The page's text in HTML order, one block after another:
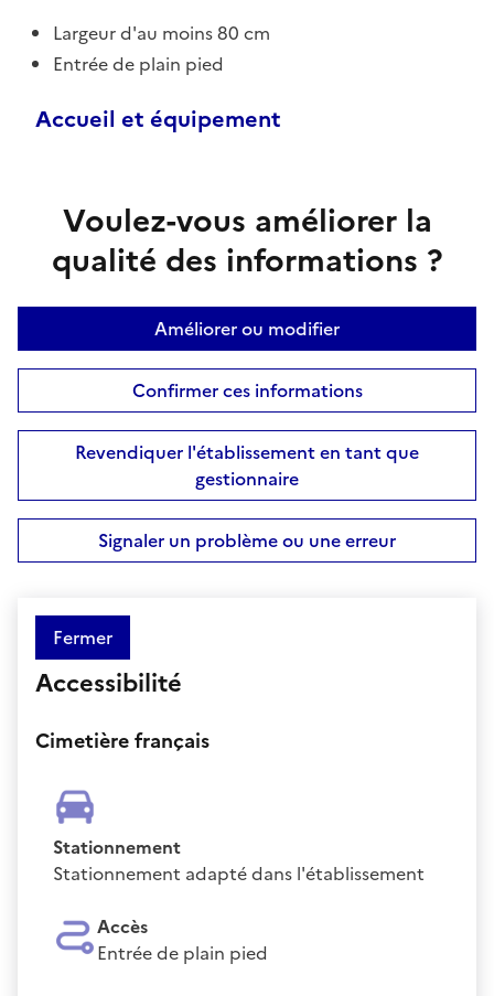
Largeur d'au moins 80 cm
Entrée de plain pied
Accueil et équipement
Voulez-vous améliorer la
qualité des informations ?
Améliorer ou modifier
Confirmer ces informations
Revendiquer l'établissement en tant que
gestionnaire
Signaler un problème ou une erreur
Fermer
Accessibilité
Cimetière français
Stationnement
Stationnement adapté dans l'établissement
Accès
Entrée de plain pied